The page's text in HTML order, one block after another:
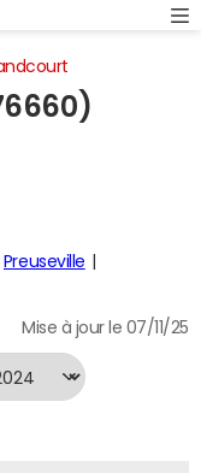
Preuseville
Mise à jour le 07/11/25